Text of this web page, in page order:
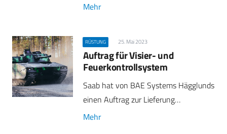
Mehr
RÜSTUNG 25. Mai 2023
Auftrag für Visier- und
Feuerkontrollsystem
Saab hat von BAE Systems Hägglunds
einen Auftrag zur Lieferung…
Mehr